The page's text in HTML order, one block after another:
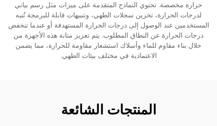
حرارة مخصصة. تحتوي النماذج المتقدمة على ميزات مثل رسم بياني
لدرجات الحرارة، تخزين سجلات الطهي، وتنبيهات قابلة للبرمجة تُنبه
المستخدمين عند الوصول إلى درجات الحرارة المستهدفة أو عندما تنخفض
درجات الحرارة عن النطاق المطلوب. يتم تعزيز متانة هذه الأجهزة من
خلال بناء مقاوم للماء وأسلاك استشعار مقاومة للحرارة، مما يضمن
الاعتمادية في مختلف بيئات الطهي.
المنتجات الشائعة